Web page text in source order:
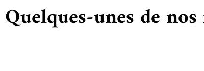
Quelques-unes de